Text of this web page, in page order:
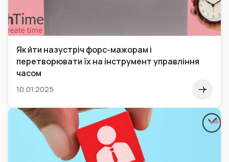
Як йти назустріч форс-мажорам і
перетворювати їх на інструмент управління
часом
10.01.2025